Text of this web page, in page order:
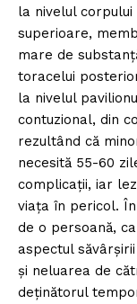
la nivelul
superioare,
mare de
toracelui
la nivelul
contuzional, din
rezultând că
necesită 55-60
complicaţii, iar
viaţa în pericol.
de o persoană,
aspectul
şi neluarea de
deţinătorul